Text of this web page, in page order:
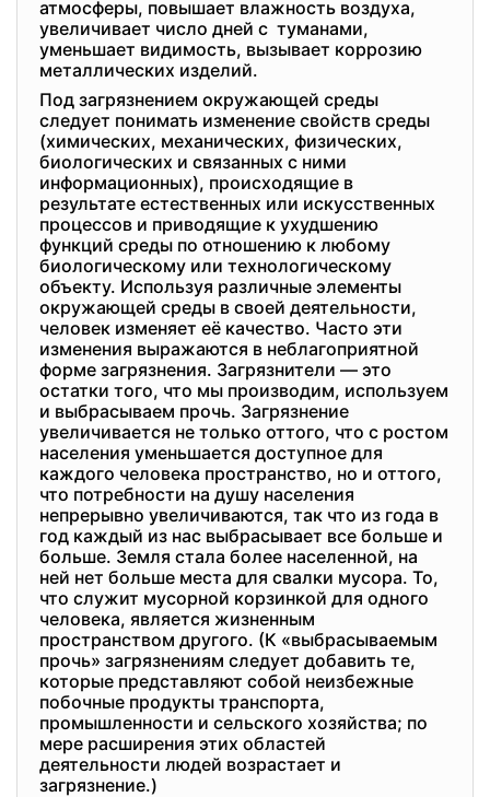
атмосферы, повышает влажность воздуха,
увеличивает число дней с туманами,
уменьшает видимость, вызывает коррозию
металлических изделий.
Под загрязнением окружающей среды
следует понимать изменение свойств среды
(химических, механических, физических,
биологических и связанных с ними
информационных), происходящие в
результате естественных или искусственных
процессов и приводящие к ухудшению
функций среды по отношению к любому
биологическому или технологическому
объекту. Используя различные элементы
окружающей среды в своей деятельности,
человек изменяет её качество. Часто эти
изменения выражаются в неблагоприятной
форме загрязнения. Загрязнители — это
остатки того, что мы производим, используем
и выбрасываем прочь. Загрязнение
увеличивается не только оттого, что с ростом
населения уменьшается доступное для
каждого человека пространство, но и оттого,
что потребности на душу населения
непрерывно увеличиваются, так что из года в
год каждый из нас выбрасывает все больше и
больше. Земля стала более населенной, на
ней нет больше места для свалки мусора. То,
что служит мусорной корзинкой для одного
человека, является жизненным
пространством другого. (К «выбрасываемым
прочь» загрязнениям следует добавить те,
которые представляют собой неизбежные
побочные продукты транспорта,
промышленности и сельского хозяйства; по
мере расширения этих областей
деятельности людей возрастает и
загрязнение.)